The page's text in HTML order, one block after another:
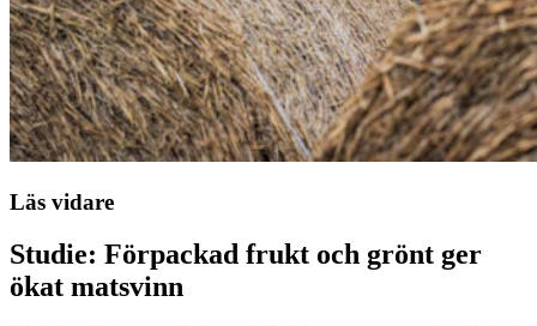
Läs vidare
Studie: Förpackad frukt och grönt ger
ökat matsvinn